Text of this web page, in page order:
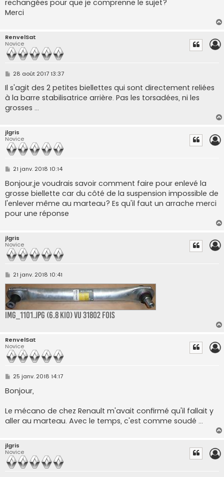
e
rechangées pour que je comprenne le sujet?
Merci
RenvelSat
Novice
M
s
s
a
g
e
28 août 2017 13:37
Il s'agit des 2 petites biellettes qui sont directement reliées
à la barre stabilisatrice arrière. Pas les torsadées, ni les
grosses ...
jlgris
Novice
M
s
s
a
g
e
21 janv. 2018 10:14
Bonjour,je voudrais savoir comment faire pour enlevé la
grosse biellette car du côté de la suspension impossible de
l'enlever même au marteau? Es qu'il faut un arrache merci
pour une réponse
jlgris
Novice
M
s
s
a
g
e
21 janv. 2018 10:41
IMG_1101.JPG (6.8 Kio) Vu 31802 fois
RenvelSat
Novice
M
s
s
g
e
25 janv. 2018 14:17
Bonjour,
Le mécano de chez Renault m'avait confirmé qu'il fallait y
aller au marteau. Avec le temps, c'est comme soudé ...
jlgris
Novice